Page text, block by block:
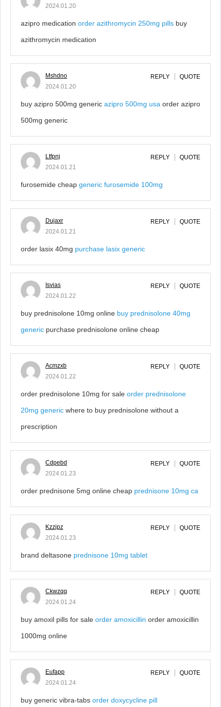
2024.01.20
azipro medication order azithromycin 250mg pills buy
azithromycin medication
Mshdno
2024.01.20
REPLY QUOTE
buy azipro 500mg generic azipro 500mg usa order azipro
500mg generic
Ltfpnj
2024.01.21
REPLY QUOTE
furosemide cheap generic furosemide 100mg
Dujaxr
2024.01.21
REPLY QUOTE
order lasix 40mg purchase lasix generic
Isvias
2024.01.22
REPLY QUOTE
buy prednisolone 10mg online buy prednisolone 40mg
generic purchase prednisolone online cheap
Acmzxb
2024.01.22
REPLY QUOTE
order prednisolone 10mg for sale order prednisolone
20mg generic where to buy prednisolone without a
prescription
Cdpebd
2024.01.23
REPLY QUOTE
order prednisone 5mg online cheap prednisone 10mg ca
Kzzjpz
2024.01.23
REPLY QUOTE
brand deltasone prednisone 10mg tablet
Ckwzqq
2024.01.24
REPLY QUOTE
buy amoxil pills for sale order amoxicillin order amoxicillin
1000mg online
Eufapp
2024.01.24
REPLY QUOTE
buy generic vibra-tabs order doxycycline pill